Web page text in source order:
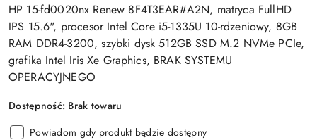
HP 15-fd0020nx Renew 8F4T3EAR#A2N, matryca FullHD
IPS 15.6", procesor Intel Core i5-1335U 10-rdzeniowy, 8GB
RAM DDR4-3200, szybki dysk 512GB SSD M.2 NVMe PCIe,
grafika Intel Iris Xe Graphics, BRAK SYSTEMU
OPERACYJNEGO
Dostępność: Brak towaru
Powiadom gdy produkt będzie dostępny